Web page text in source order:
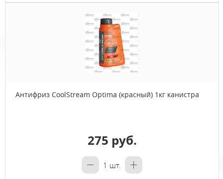
Антифриз CoolStream Optima (красный) 1кг канистра
275 руб.
1 шт.